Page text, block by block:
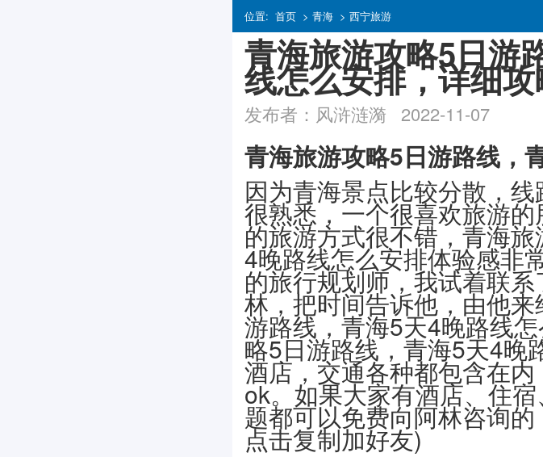
位置: 首页 > 青海 > 西宁旅游
青海旅游攻略5日游
线怎么安排，详细
发布者：风浒涟漪 2022-11-07
青海旅游攻略5日游路线，
因为青海景点比较分散，
很熟悉，一个很喜欢旅游
的旅游方式很不错，青海
4晚路线怎么安排体验感非
的旅行规划师，我试着联
林，把时间告诉他，由他
游路线，青海5天4晚路线
略5日游路线，青海5天4晚
酒店，交通各种都包含在
ok。如果大家有酒店、住
题都可以免费向阿林咨询的
点击复制加好友)